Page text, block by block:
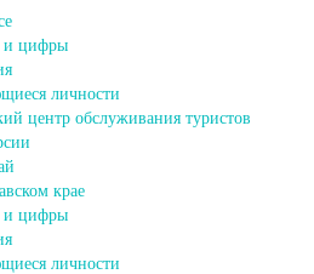
и цифры
личности
центр обслуживания туристов
крае
и цифры
личности